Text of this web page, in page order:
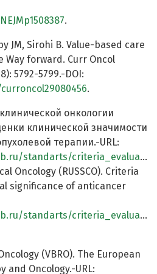
.
JM, Sirohi B. Value-based care
Way forward. Curr Oncol
5792-5799.-DOI:
.
онкологии
клинической значимости
терапии.-URL:
Oncology (RUSSCO). Criteria
significance of anticancer
(VBRO). The European
and Oncology.-URL: